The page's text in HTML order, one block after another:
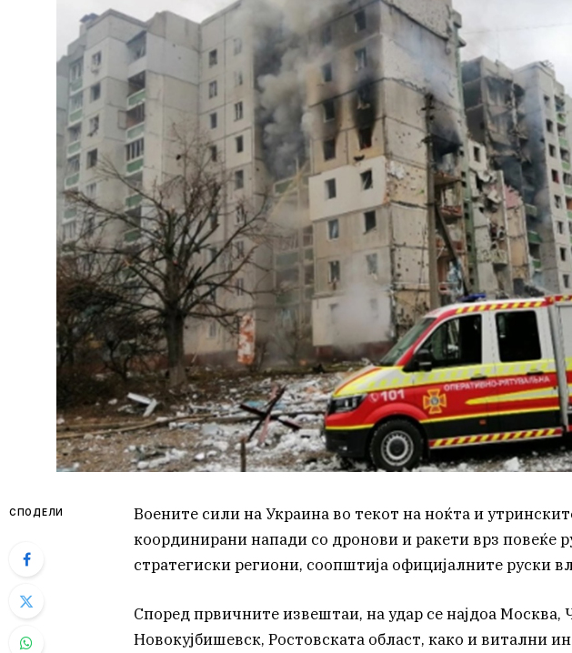
СПОДЕЛИ
Воените сили на Украина во текот на ноќта и
координирани напади со дронови и ракети врз повеќе
стратегиски региони, соопштија официјалните руски
Според првичните извештаи, на удар се најдоа Москва,
Новокујбишевск, Ростовската област, како и витални